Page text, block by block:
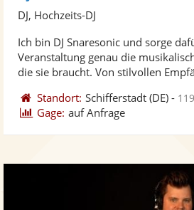
DJ, Hochzeits-DJ
Ich bin DJ Snaresonic und sorge
Veranstaltung genau die
die sie braucht. Von stilvollen
Standort: Schifferstadt (DE) -
Gage: auf Anfrage